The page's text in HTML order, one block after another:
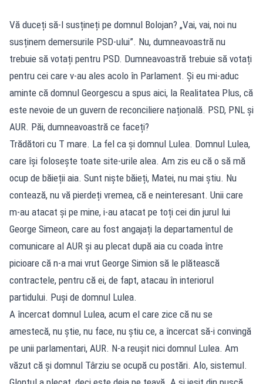
Vă duceți să-l susțineți pe domnul Bolojan? „Vai, vai, noi nu
susținem demersurile PSD-ului”. Nu, dumneavoastră nu
trebuie să votați pentru PSD. Dumneavoastră trebuie să votați
pentru cei care v-au ales acolo în Parlament. Și eu mi-aduc
aminte că domnul Georgescu a spus aici, la Realitatea Plus, că
este nevoie de un guvern de reconciliere națională. PSD, PNL și
AUR. Păi, dumneavoastră ce faceți?
Trădători cu T mare. La fel ca și domnul Lulea. Domnul Lulea,
care își folosește toate site-urile alea. Am zis eu că o să mă
ocup de băieții aia. Sunt niște băieți, Matei, nu mai știu. Nu
contează, nu vă pierdeți vremea, că e neinteresant. Unii care
m-au atacat și pe mine, i-au atacat pe toți cei din jurul lui
George Simeon, care au fost angajați la departamentul de
comunicare al AUR și au plecat după aia cu coada între
picioare că n-a mai vrut George Simion să le plătească
contractele, pentru că ei, de fapt, atacau în interiorul
partidului. Puși de domnul Lulea.
A încercat domnul Lulea, acum el care zice că nu se
amestecă, nu știe, nu face, nu știu ce, a încercat să-i convingă
pe unii parlamentari, AUR. N-a reușit nici domnul Lulea. Am
văzut că și domnul Târziu se ocupă cu postări. Alo, sistemul.